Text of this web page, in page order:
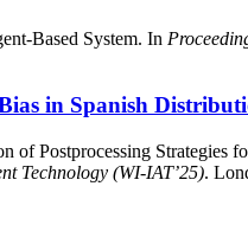
Based System. In
in Spanish
Postprocessing Strategies
Technology (WI-IAT’25).